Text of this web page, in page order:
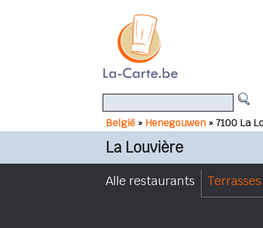
België » Henegouwen » 7100 La
La Louvière
Alle restaurants Terrasses